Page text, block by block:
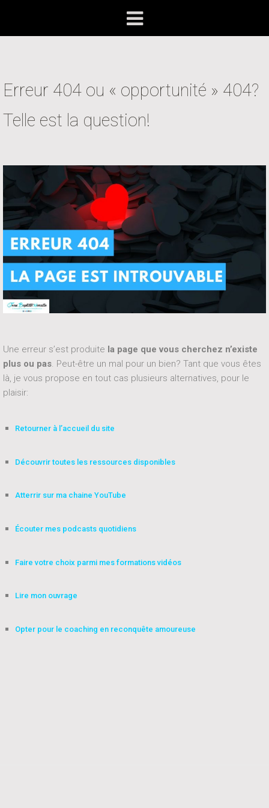
Erreur 404 ou « opportunité » 404?
Telle est la question!
Une erreur s’est produite la page que vous cherchez n’existe
plus ou pas. Peut-être un mal pour un bien? Tant que vous êtes
là, je vous propose en tout cas plusieurs alternatives, pour le
plaisir:
Retourner à l’accueil du site
Découvrir toutes les ressources disponibles
Atterrir sur ma chaine YouTube
Écouter mes podcasts quotidiens
Faire votre choix parmi mes formations vidéos
Lire mon ouvrage
Opter pour le coaching en reconquête amoureuse